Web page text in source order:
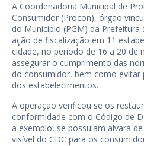
A Coordenadoria Municipal de
Consumidor (Procon), órgão
do Município (PGM) da Prefeitura
ação de fiscalização em 11
cidade, no período de 16 a 20 de
assegurar o cumprimento das
do consumidor, bem como evitar
dos estabelecimentos.
A operação verificou se os
conformidade com o Código de
a exemplo, se possuíam alvará
visível do CDC para os